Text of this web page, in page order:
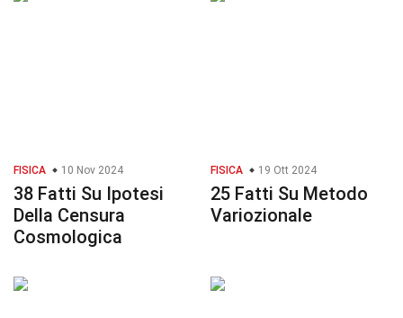
FISICA 10 Nov 2024
38 Fatti Su Ipotesi
Della Censura
Cosmologica
FISICA 19 Ott 2024
25 Fatti Su Metodo
Variozionale